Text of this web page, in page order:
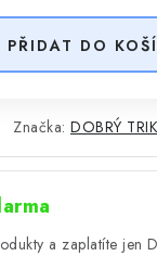
PŘIDAT DO
Značka: DOBRÝ
a zaplatíte jen